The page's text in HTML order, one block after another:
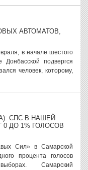
АВТОМАТОВ,
в начале шестого
подвергся
человек, которому,
СПС В НАШЕЙ
ДО 1% ГОЛОСОВ
Сил» в Самарской
процента голосов
Самарский